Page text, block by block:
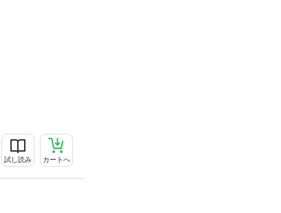
試し読み カートへ